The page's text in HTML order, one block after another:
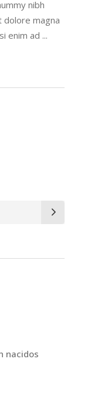
nibh
dolore magna
enim ad
nacidos